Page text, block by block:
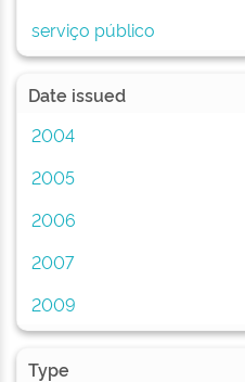
serviço público
Date issued
2004
2005
2006
2007
2009
Type